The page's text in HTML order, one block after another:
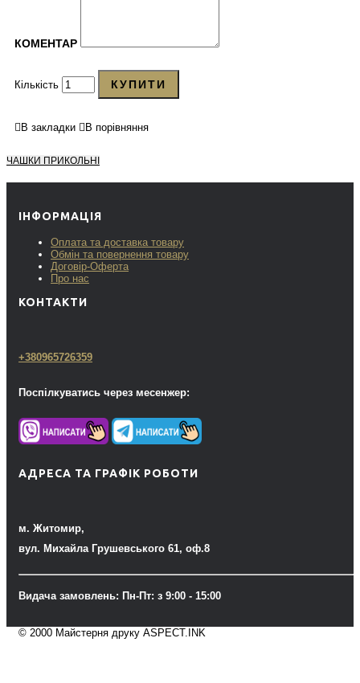
КОМЕНТАР
Кількість КУПИТИ
В закладки В порівняння
ЧАШКИ ПРИКОЛЬНІ
ІНФОРМАЦІЯ
Оплата та доставка товару
Обмін та повернення товару
Договір-Оферта
Про нас
КОНТАКТИ
+380965726359
Поспілкуватись через месенжер:
АДРЕСА ТА ГРАФІК РОБОТИ
м. Житомир,
вул. Михайла Грушевського 61, оф.8
Видача замовлень: Пн-Пт: з 9:00 - 15:00
© 2000 Майстерня друку ASPECT.INK